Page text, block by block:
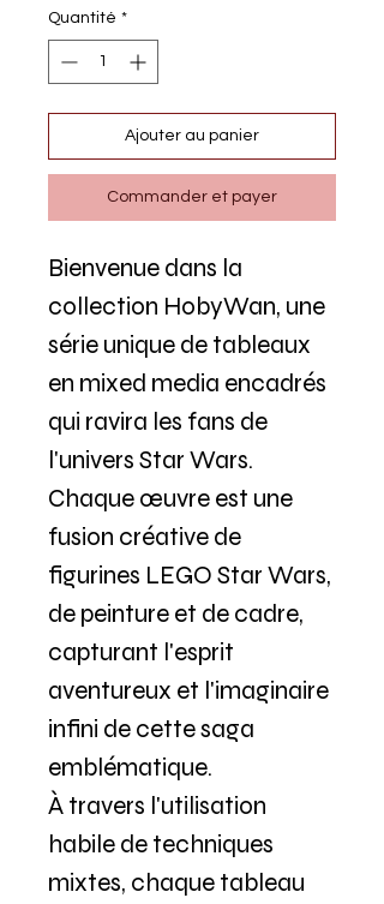
Quantité *
Ajouter au panier
Commander et payer
Bienvenue dans la
collection HobyWan, une
série unique de tableaux
en mixed media encadrés
qui ravira les fans de
l'univers Star Wars.
Chaque œuvre est une
fusion créative de
figurines LEGO Star Wars,
de peinture et de cadre,
capturant l'esprit
aventureux et l'imaginaire
infini de cette saga
emblématique.
À travers l'utilisation
habile de techniques
mixtes, chaque tableau